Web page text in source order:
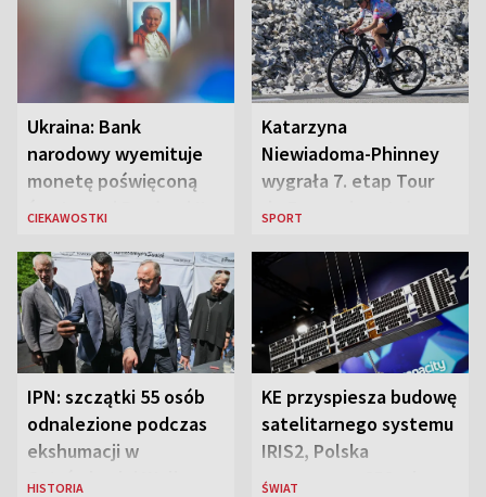
Ukraina: Bank
narodowy wyemituje
monetę poświęconą
św. Janowi Pawłowi II
CIEKAWOSTKI
Katarzyna
Niewiadoma-Phinney
wygrała 7. etap Tour
de France i została
SPORT
IPN: szczątki 55 osób
odnalezione podczas
ekshumacji w
Ostrówkach i Woli
HISTORIA
KE przyspiesza budowę
satelitarnego systemu
IRIS2, Polska
przeznaczy 656 mln
ŚWIAT